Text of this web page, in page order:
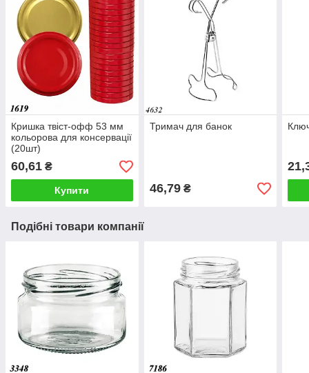
Кришка твіст-офф 53 мм
кольорова для консервації
(20шт)
60,61 ₴
Купити
Тримач для банок
46,79₴
Подібні товари компанії